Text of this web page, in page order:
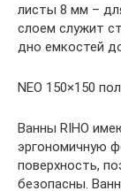
листы 8 мм –
слоем служит
дно емкостей
NEO 150×150
Ванны RIHO
эргономичную
поверхность,
безопасны.